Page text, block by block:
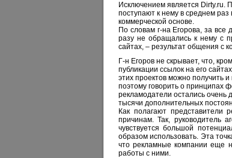
Исключением является Dirty.ru.
поступают к нему в среднем раз
коммерческой основе.
По словам г-на Егорова, за все
разу не обращались к нему с
сайтах, – результат общения с
Г-н Егоров не скрывает, что,
публикации ссылок на его
этих проектов можно получить
поэтому говорить о принципах
рекламодатели остались очень
тысячи дополнительных
Как полагают представители
причинам. Так, руководитель
чувствуется большой
образом использовать. Эта
что рекламные компании еще
работы с ними.